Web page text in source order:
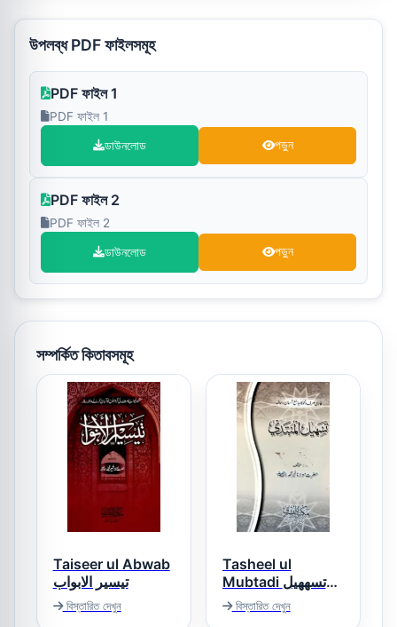
উপলব্ধ PDF ফাইলসমূহ
PDF ফাইল 1
PDF ফাইল 1
ডাউনলোড পড়ুন
PDF ফাইল 2
PDF ফাইল 2
ডাউনলোড পড়ুন
সম্পর্কিত কিতাবসমূহ
Taiseer ul Abwab
تیسیر الابواب
বিস্তারিত দেখুন
Tasheel ul
Mubtadi تسھھیل
المبتدی
বিস্তারিত দেখুন